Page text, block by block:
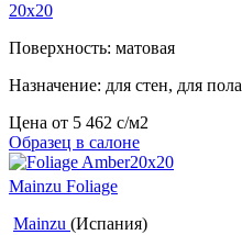
20x20
Поверхность: матовая
Назначение: для стен, для пола
Цена от 5 462 c/м2
Образец в салоне
Mainzu Foliage
Mainzu (Испания)